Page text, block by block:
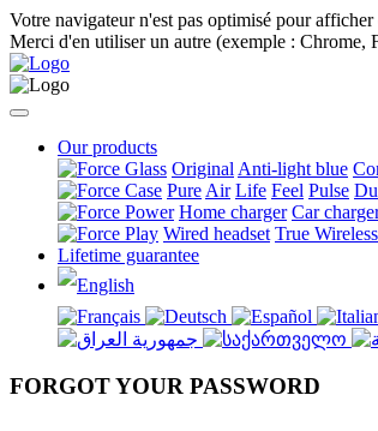
Votre navigateur n'est pas optimisé pour afficher
Merci d'en utiliser un autre (exemple : Chrome,
Our products
Original Anti-light blue
Pure Air Life Feel Pulse
Home charger Car
Wired headset True
Lifetime guarantee
FORGOT YOUR PASSWORD